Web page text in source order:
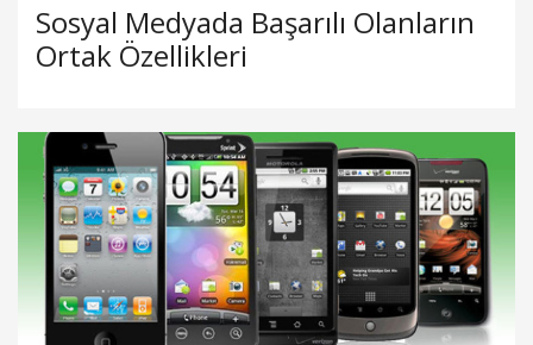
Sosyal Medyada Başarılı Olanların
Ortak Özellikleri